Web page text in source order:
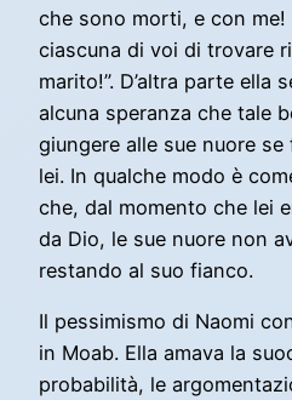
che sono morti, e con me!
ciascuna di voi di trovare
marito!”. D’altra parte ella
alcuna speranza che tale
giungere alle sue nuore
lei. In qualche modo è
che, dal momento che lei
da Dio, le sue nuore non
restando al suo fianco.
Il pessimismo di Naomi
in Moab. Ella amava la
probabilità, le